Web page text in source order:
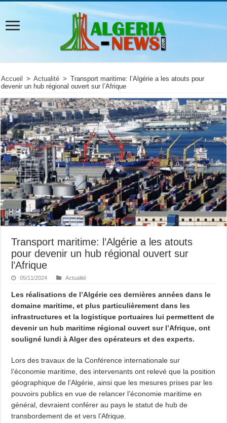
Accueil > Actualité > Transport maritime: l’Algérie a les atouts pour
devenir un hub régional ouvert sur l’Afrique
Transport maritime: l’Algérie a les atouts
pour devenir un hub régional ouvert sur
l’Afrique
05/11/2024 Actualité
Les réalisations de l’Algérie ces dernières années dans le
domaine maritime, et plus particulièrement dans les
infrastructures et la logistique portuaires lui permettent de
devenir un hub maritime régional ouvert sur l’Afrique, ont
souligné lundi à Alger des opérateurs et des experts.
Lors des travaux de la Conférence internationale sur
l’économie maritime, des intervenants ont relevé que la position
géographique de l’Algérie, ainsi que les mesures prises par les
pouvoirs publics en vue de relancer l’économie maritime en
général, devraient conférer au pays le statut de hub de
transbordement de et vers l’Afrique.